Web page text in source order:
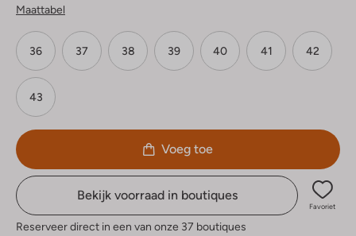
Maattabel
36 37 38 39 40 41 42
43
Voeg toe
Bekijk voorraad in boutiques
Favoriet
Reserveer direct in een van onze 37 boutiques